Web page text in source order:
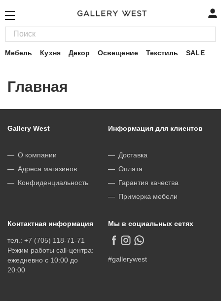
Мебель Кухня Декор Освещение Текстиль SALE
Главная
Gallery West
О компании
Адреса магазинов
Конфиденциальность
Информация для клиентов
Доставка
Оплата
Гарантия качества
Примерка мебели
Контактная информация
тел.: +7 (705) 118-71-71
Режим работы call-центра:
ежедневно с 10:00 до
20:00
Мы в социальных сетях
#gallerywest